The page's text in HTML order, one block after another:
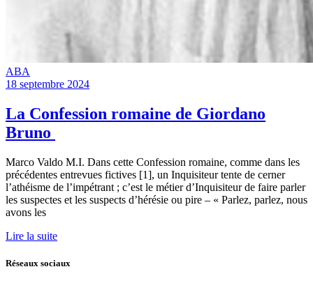
ABA
18 septembre 2024
La Confession romaine de Giordano
Bruno
Marco Valdo M.I. Dans cette Confession romaine, comme dans les
précédentes entrevues fictives [1], un Inquisiteur tente de cerner
l’athéisme de l’impétrant ; c’est le métier d’Inquisiteur de faire parler
les suspectes et les suspects d’hérésie ou pire – « Parlez, parlez, nous
avons les
Lire la suite
Réseaux sociaux